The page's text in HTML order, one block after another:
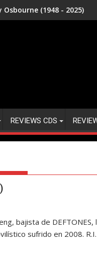
Osbourne (1948 - 2025)
REVIEWS CDS
bajista de
sufrido en 2008.